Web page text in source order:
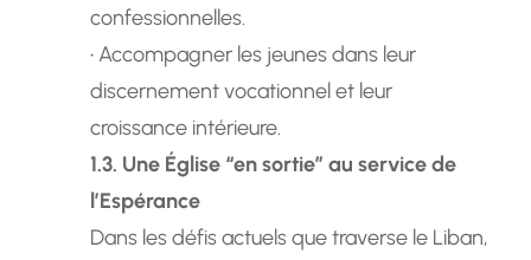
confessionnelles.
• Accompagner les jeunes dans leur
discernement vocationnel et leur
croissance intérieure.
1.3. Une Église “en sortie” au service de
l’Espérance
Dans les défis actuels que traverse le Liban,